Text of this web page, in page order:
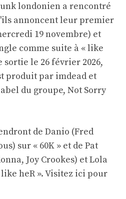
londonien a rencontré
annoncent leur premier
19 novembre) et
comme suite à « like
sortie le 26 février 2026,
produit par imdead et
du groupe, Not Sorry
de Danio (Fred
sur « 60K » et de Pat
Joy Crookes) et Lola
like heR ». Visitez ici pour